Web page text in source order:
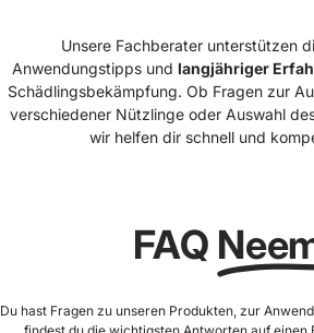
Unsere Fachberater unterstützen
Anwendungstipps und langjähriger
Schädlingsbekämpfung. Ob Fragen zur
verschiedener Nützlinge oder Auswahl
wir helfen dir schnell und
FAQ
Du hast Fragen zu unseren Produkten, zur